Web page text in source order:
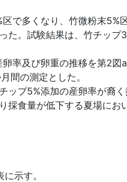
で多くなり、竹微粉末5%
た。試験結果は、竹チッ
率及び卵重の推移を第2図a
間の測定とした。
プ5%添加の産卵率が裔
採食量が低下する夏場に
示す。